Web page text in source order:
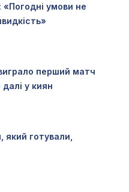
умови не
перший матч
далі у киян
готували,